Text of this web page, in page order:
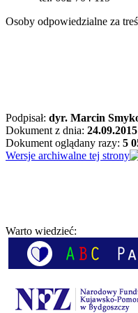
Osoby odpowiedzialne za
Podpisał: dyr. Marcin
Dokument z dnia: 24.09.2015
Dokument oglądany razy: 5
Wersje archiwalne tej strony
Warto wiedzieć: